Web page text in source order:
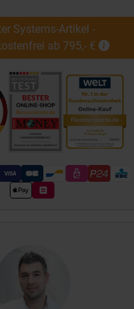
Systems-Artikel -
ab 795,- €